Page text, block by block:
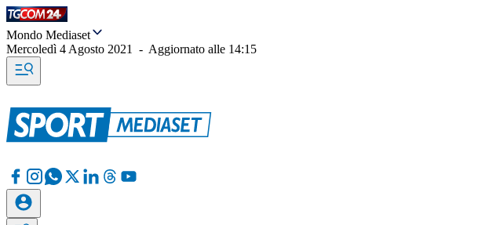
Mondo Mediaset
Mercoledì 4 Agosto 2021
- Aggiornato alle 14:15